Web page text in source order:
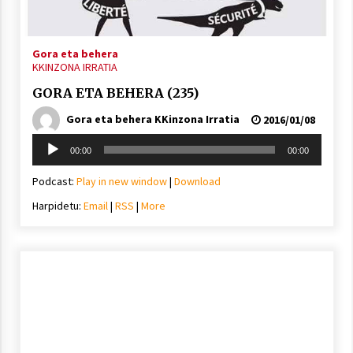
2021/11/25
Mahai-ingurua: irratia, podcastak
eta ondoren zer?
2021/11/12
Gora eta behera
KKINZONA IRRATIA
GORA ETA BEHERA (235)
Gora eta behera KKinzona Irratia
2016/01/08
Soinu
erreproduzigailua
00:00 00:00
Podcast: Play in new window| Download
Harpidetu: Email| RSS | More